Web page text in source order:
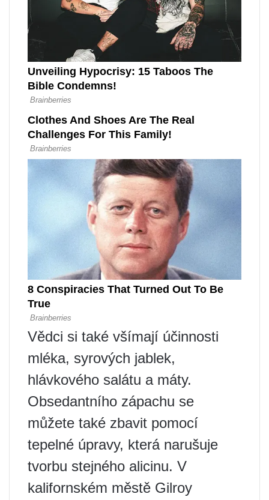
Vědci si také všímají účinnosti
mléka, syrových jablek,
hlávkového salátu a máty.
Obsedantního zápachu se
můžete také zbavit pomocí
tepelné úpravy, která narušuje
tvorbu stejného alicinu. V
kalifornském městě Gilroy